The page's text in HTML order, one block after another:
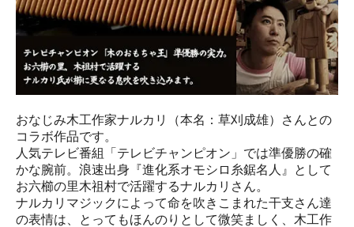
おなじみ木工作家ナルカリ（本名：草刈成雄）さんとの
コラボ作品です。
人気テレビ番組「テレビチャンピオン」では準優勝の確
かな腕前。浪速出身『進化系オモシロ糸鋸名人』として
お六櫛の里木祖村で活躍するナルカリさん。
ナルカリマジックによって命を吹きこまれた干支さん達
の表情は、とってもほんのりとして微笑ましく、木工作